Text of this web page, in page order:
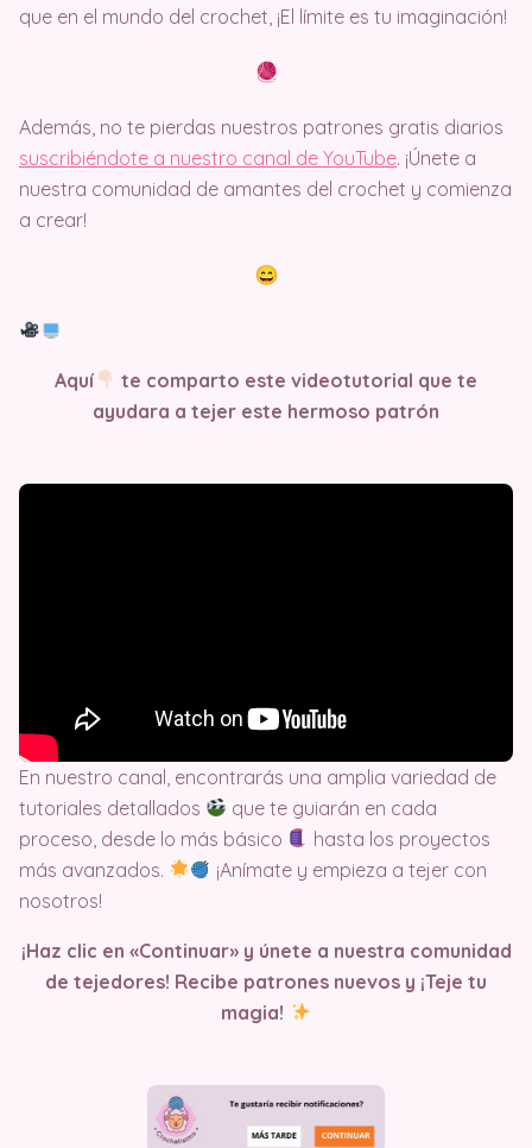
que en el mundo del crochet, ¡El límite es tu imaginación!
Además, no te pierdas nuestros patrones gratis diarios
suscribiéndote a nuestro canal de YouTube. ¡Únete a
nuestra comunidad de amantes del crochet y comienza
a crear!
Aquí
te comparto este videotutorial que te
ayudara a tejer este hermoso patrón
En nuestro canal, encontrarás una amplia variedad de
tutoriales detallados
que te guiarán en cada
proceso, desde lo más básico
hasta los proyectos
más avanzados.
¡Anímate y empieza a tejer con
nosotros!
¡Haz clic en «Continuar» y únete a nuestra comunidad
de tejedores! Recibe patrones nuevos y ¡Teje tu
magia!